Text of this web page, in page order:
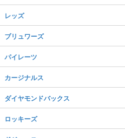
レッズ
ブリュワーズ
パイレーツ
カージナルス
ダイヤモンドバックス
ロッキーズ